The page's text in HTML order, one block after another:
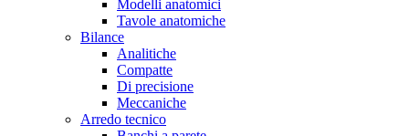
Modelli anatomici
Tavole anatomiche
Bilance
Analitiche
Compatte
Di precisione
Meccaniche
Arredo tecnico